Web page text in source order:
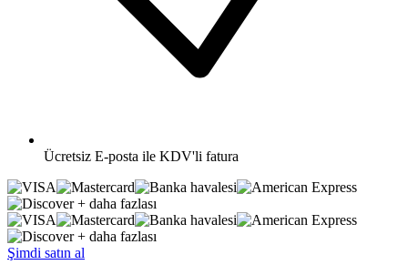
Ücretsiz E-posta ile KDV'li fatura
+ daha fazlası
+ daha fazlası
Şimdi satın al